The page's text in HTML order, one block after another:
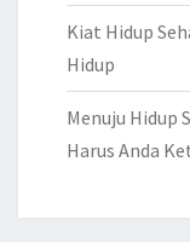
Kiat Hidup
Hidup
Menuju Hidup
Harus Anda